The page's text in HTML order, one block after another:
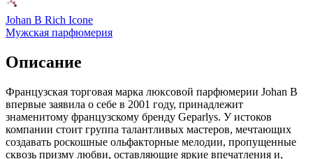
Johan B Rich Icone
Мужская парфюмерия
Описание
Французская торговая марка люксовой парфюмерии Johan B
впервые заявила о себе в 2001 году, принадлежит
знаменитому французскому бренду Geparlys. У истоков
компании стоит группа талантливых мастеров, мечтающих
создавать роскошные ольфакторные мелодии, пропущенные
сквозь призму любви, оставляющие яркие впечатления и,